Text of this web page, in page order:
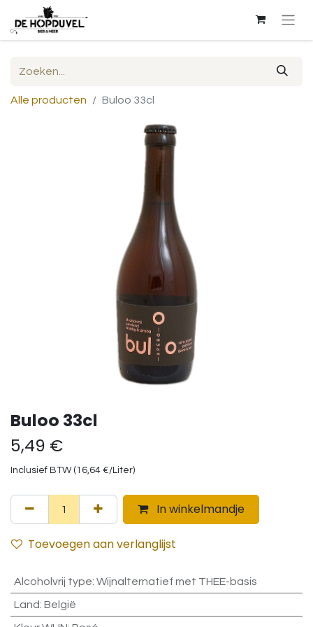
Alle producten Buloo 33cl
Buloo 33cl
5,49 €
Inclusief BTW ( 16,64 €/Liter)
In winkelmandje
Toevoegen aan verlanglijst
Alcoholvrij type: Wijnalternatief met THEE-basis
Land: België